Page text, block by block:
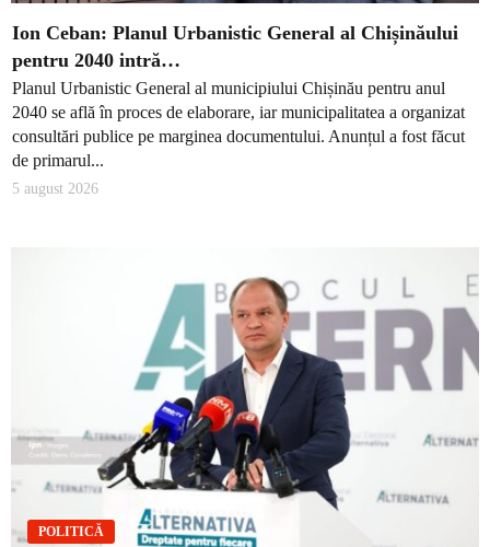
Ion Ceban: Planul Urbanistic General al Chișinăului
pentru 2040 intră…
Planul Urbanistic General al municipiului Chișinău pentru anul
2040 se află în proces de elaborare, iar municipalitatea a organizat
consultări publice pe marginea documentului. Anunțul a fost făcut
de primarul...
5 august 2026
POLITICĂ